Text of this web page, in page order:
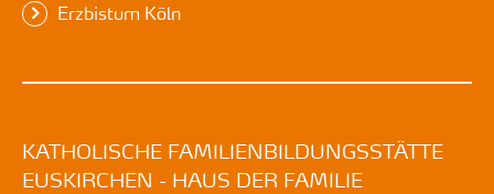
Erzbistum Köln
KATHOLISCHE FAMILIENBILDUNGSSTÄTTE
EUSKIRCHEN - HAUS DER FAMILIE